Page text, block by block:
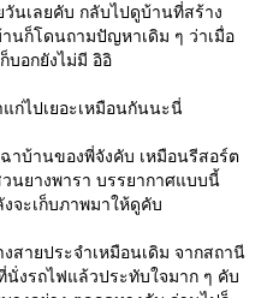
นเลยคับ กลับไปดูบ้านที่สร้าง
นก็โดนถามปัญหาเดิม ๆ ว่าเมื่อ
บอกยังไม่มี อิอิ
ก่ไปเยอะเหมือนกันนะนี่
าบ้านของพี่จังคับ เหมือนรีสอร์ต
นยางพารา บรรยากาศแบบนี้
จะเก็บภาพมาให้ดูคับ
สายประจำเหมือนเดิม จากสถานี
งรถไฟแล้วประทับใจมาก ๆ คับ